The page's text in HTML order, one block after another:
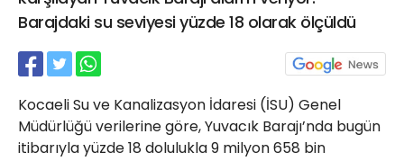
Barajdaki su seviyesi yüzde 18 olarak ölçüldü
Kocaeli Su ve Kanalizasyon İdaresi (İSU) Genel
Müdürlüğü verilerine göre, Yuvacık Barajı’nda bugün
itibarıyla yüzde 18 dolulukla 9 milyon 658 bin
21 Gölcük
haber@golcukpostasi.com